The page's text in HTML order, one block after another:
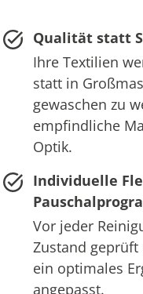
Qualität statt
Ihre Textilien
statt in
gewaschen zu
empfindliche
Optik.
Individuelle
Vor jeder
Zustand
ein optimales
angepasst.